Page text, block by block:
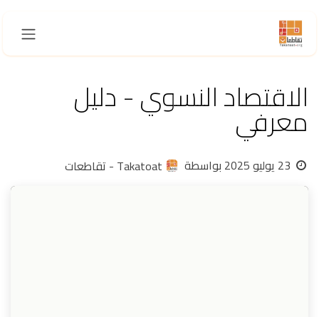
الاقتصاد النسوي - دليل
معرفي
23 يوليو 2025 بواسطة Takatoat - تقاطعات